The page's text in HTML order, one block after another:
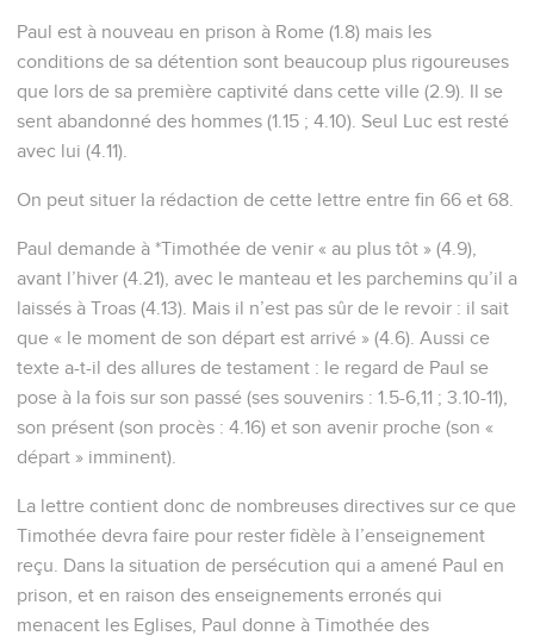
Paul est à nouveau en prison à Rome (1.8) mais les
conditions de sa détention sont beaucoup plus rigoureuses
que lors de sa première captivité dans cette ville (2.9). Il se
sent abandonné des hommes (1.15 ; 4.10). Seul Luc est resté
avec lui (4.11).
On peut situer la rédaction de cette lettre entre fin 66 et 68.
Paul demande à *Timothée de venir « au plus tôt » (4.9),
avant l’hiver (4.21), avec le manteau et les parchemins qu’il a
laissés à Troas (4.13). Mais il n’est pas sûr de le revoir : il sait
que « le moment de son départ est arrivé » (4.6). Aussi ce
texte a-t-il des allures de testament : le regard de Paul se
pose à la fois sur son passé (ses souvenirs : 1.5-6,11 ; 3.10-11),
son présent (son procès : 4.16) et son avenir proche (son «
départ » imminent).
La lettre contient donc de nombreuses directives sur ce que
Timothée devra faire pour rester fidèle à l’enseignement
reçu. Dans la situation de persécution qui a amené Paul en
prison, et en raison des enseignements erronés qui
menacent les Eglises, Paul donne à Timothée des